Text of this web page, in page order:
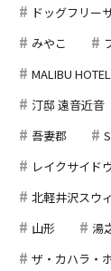
ドッグフリ
みやこ
MALIBU HOTEL
汀邸 遠音近音
吾妻郡
レイクサイド
北軽井沢スウ
山形
湯
ザ・カハラ・